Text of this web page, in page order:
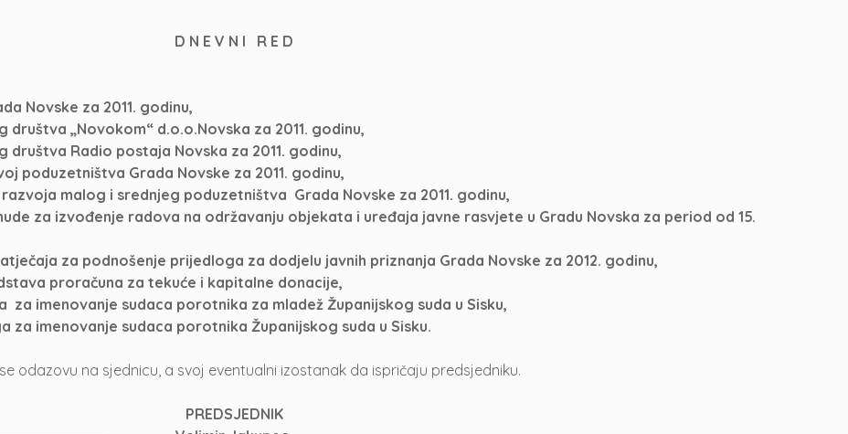
D N E V N I R E D
Novske za 2011. godinu,
„Novokom“ d.o.o.Novska za 2011. godinu,
Radio postaja Novska za 2011. godinu,
poduzetništva Grada Novske za 2011. godinu,
malog i srednjeg poduzetništva Grada Novske za 2011. godinu,
za izvođenje radova na održavanju objekata i uređaja javne rasvjete u Gradu Novska za period od 15.
za podnošenje prijedloga za dodjelu javnih priznanja Grada Novske za 2012. godinu,
proračuna za tekuće i kapitalne donacije,
imenovanje sudaca porotnika za mladež Županijskog suda u Sisku,
imenovanje sudaca porotnika Županijskog suda u Sisku.
odazovu na sjednicu, a svoj eventualni izostanak da ispričaju predsjedniku.
PREDSJEDNIK